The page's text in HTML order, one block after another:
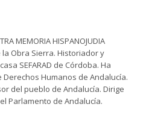
MEMORIA HISPANOJUDIA
la Obra Sierra. Historiador y
SEFARAD de Córdoba. Ha
Humanos de Andalucía.
del pueblo de Andalucía. Dirige
Parlamento de Andalucía.